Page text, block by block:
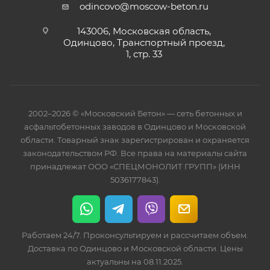
odincovo@moscow-beton.ru
143006, Московская область,
Одинцово, Транспортный проезд,
1, стр. 33
2002–2026 © «Московский Бетон» — сеть бетонных и
асфальтобетонных заводов в Одинцово и Московской
области. Товарный знак зарегистрирован и охраняется
законодательством РФ. Все права на материалы сайта
принадлежат ООО «СПЕЦМОНОЛИТ ГРУПП» (ИНН
5036177843).
Работаем 24/7. Проконсультируем и рассчитаем объем.
Доставка по Одинцово и Московской области. Цены
актуальны на 08.11.2025.